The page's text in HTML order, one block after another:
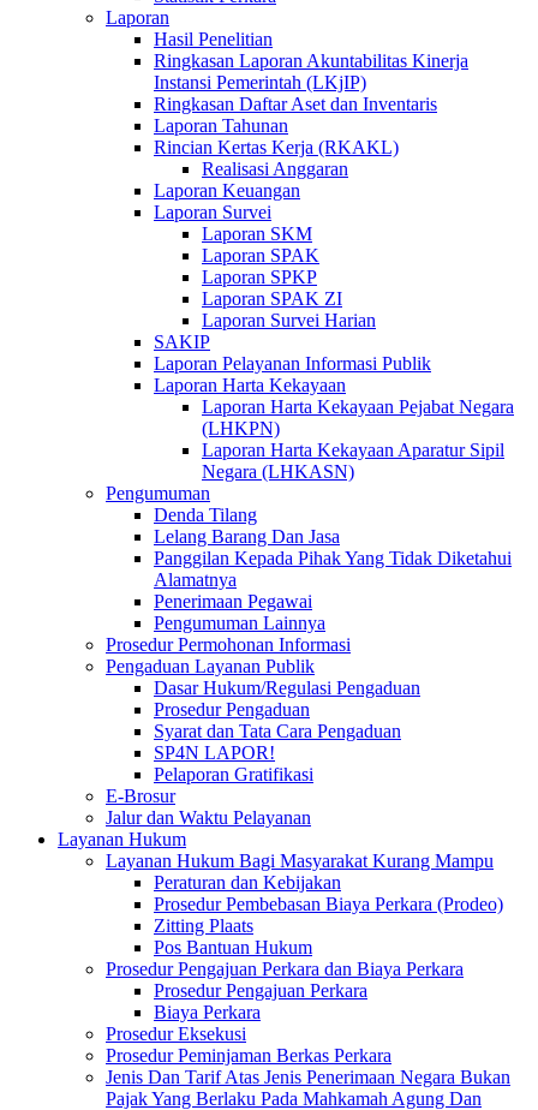
Laporan
Hasil Penelitian
Ringkasan Laporan Akuntabilitas Kinerja
Instansi Pemerintah (LKjIP)
Ringkasan Daftar Aset dan Inventaris
Laporan Tahunan
Rincian Kertas Kerja (RKAKL)
Realisasi Anggaran
Laporan Keuangan
Laporan Survei
Laporan SKM
Laporan SPAK
Laporan SPKP
Laporan SPAK ZI
Laporan Survei Harian
SAKIP
Laporan Pelayanan Informasi Publik
Laporan Harta Kekayaan
Laporan Harta Kekayaan Pejabat Negara
(LHKPN)
Laporan Harta Kekayaan Aparatur Sipil
Negara (LHKASN)
Pengumuman
Denda Tilang
Lelang Barang Dan Jasa
Panggilan Kepada Pihak Yang Tidak Diketahui
Alamatnya
Penerimaan Pegawai
Pengumuman Lainnya
Prosedur Permohonan Informasi
Pengaduan Layanan Publik
Dasar Hukum/Regulasi Pengaduan
Prosedur Pengaduan
Syarat dan Tata Cara Pengaduan
SP4N LAPOR!
Pelaporan Gratifikasi
E-Brosur
Jalur dan Waktu Pelayanan
Layanan Hukum
Layanan Hukum Bagi Masyarakat Kurang Mampu
Peraturan dan Kebijakan
Prosedur Pembebasan Biaya Perkara (Prodeo)
Zitting Plaats
Pos Bantuan Hukum
Prosedur Pengajuan Perkara dan Biaya Perkara
Prosedur Pengajuan Perkara
Biaya Perkara
Prosedur Eksekusi
Prosedur Peminjaman Berkas Perkara
Jenis Dan Tarif Atas Jenis Penerimaan Negara Bukan
Pajak Yang Berlaku Pada Mahkamah Agung Dan